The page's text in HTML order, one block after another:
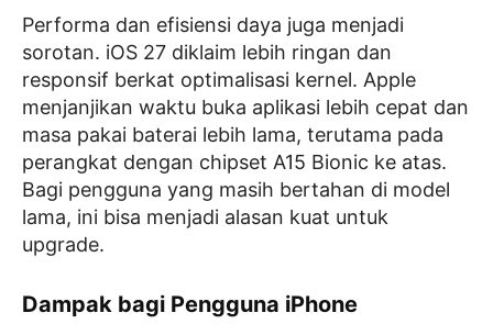
Performa dan efisiensi daya juga menjadi
sorotan. iOS 27 diklaim lebih ringan dan
responsif berkat optimalisasi kernel. Apple
menjanjikan waktu buka aplikasi lebih cepat dan
masa pakai baterai lebih lama, terutama pada
perangkat dengan chipset A15 Bionic ke atas.
Bagi pengguna yang masih bertahan di model
lama, ini bisa menjadi alasan kuat untuk
upgrade.
Dampak bagi Pengguna iPhone